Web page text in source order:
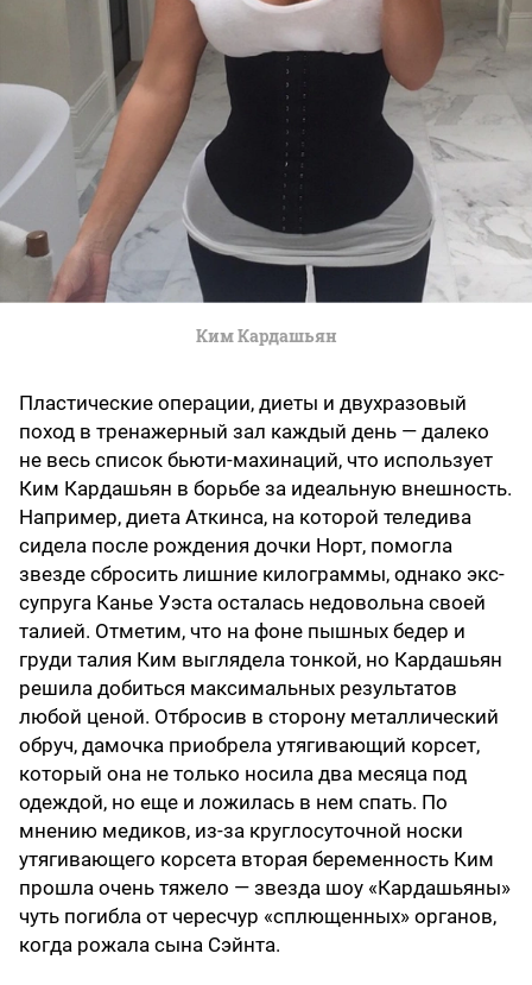
Ким Кардашьян
Пластические операции, диеты и двухразовый
поход в тренажерный зал каждый день — далеко
не весь список бьюти-махинаций, что использует
Ким Кардашьян в борьбе за идеальную внешность.
Например, диета Аткинса, на которой теледива
сидела после рождения дочки Норт, помогла
звезде сбросить лишние килограммы, однако экс-
супруга Канье Уэста осталась недовольна своей
талией. Отметим, что на фоне пышных бедер и
груди талия Ким выглядела тонкой, но Кардашьян
решила добиться максимальных результатов
любой ценой. Отбросив в сторону металлический
обруч, дамочка приобрела утягивающий корсет,
который она не только носила два месяца под
одеждой, но еще и ложилась в нем спать. По
мнению медиков, из-за круглосуточной носки
утягивающего корсета вторая беременность Ким
прошла очень тяжело — звезда шоу «Кардашьяны»
чуть погибла от чересчур «сплющенных» органов,
когда рожала сына Сэйнта.